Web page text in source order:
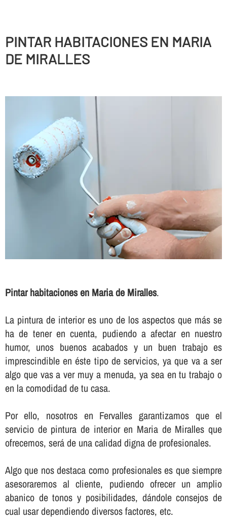
PINTAR HABITACIONES EN MARIA
DE MIRALLES
Pintar habitaciones en Maria de Miralles.
La pintura de interior es uno de los aspectos que más se
ha de tener en cuenta, pudiendo a afectar en nuestro
humor, unos buenos acabados y un buen trabajo es
imprescindible en éste tipo de servicios, ya que va a ser
algo que vas a ver muy a menuda, ya sea en tu trabajo o
en la comodidad de tu casa.
Por ello, nosotros en Fervalles garantizamos que el
servicio de pintura de interior en Maria de Miralles que
ofrecemos, será de una calidad digna de profesionales.
Algo que nos destaca como profesionales es que siempre
asesoraremos al cliente, pudiendo ofrecer un amplio
abanico de tonos y posibilidades, dándole consejos de
cual usar dependiendo diversos factores, etc.